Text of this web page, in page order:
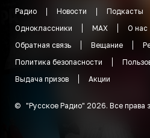
Радио Новости Подкасты
Одноклассники
MAX О нас
Обратная связь
Вещание
Политика безопасности
Выдача призов
Акции
© "Русское Радио" 2026. Все права